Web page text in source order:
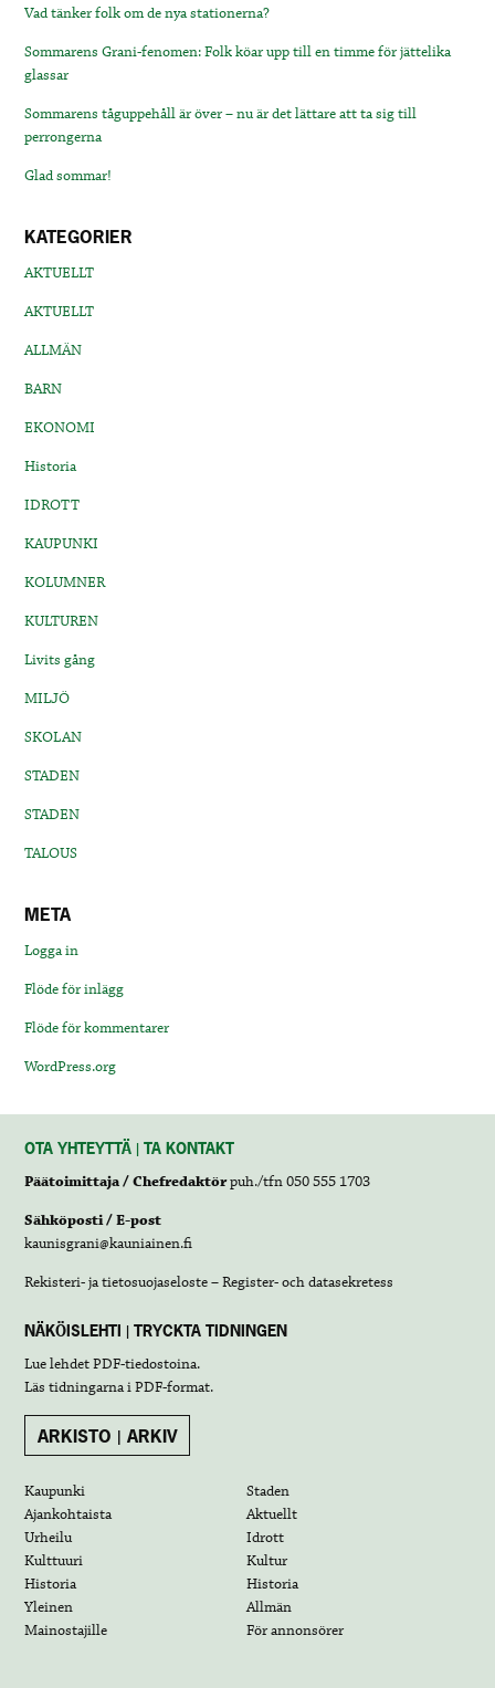
Vad tänker folk om de nya stationerna?
Sommarens Grani-fenomen: Folk köar upp till en timme för jättelika
glassar
Sommarens tåguppehåll är över – nu är det lättare att ta sig till
perrongerna
Glad sommar!
KATEGORIER
AKTUELLT
AKTUELLT
ALLMÄN
BARN
EKONOMI
Historia
IDROTT
KAUPUNKI
KOLUMNER
KULTUREN
Livits gång
MILJÖ
SKOLAN
STADEN
STADEN
TALOUS
META
Logga in
Flöde för inlägg
Flöde för kommentarer
WordPress.org
OTA YHTEYTTÄ | TA KONTAKT
Päätoimittaja / Chefredaktörpuh./tfn 050 555 1703
Sähköposti / E-post
kaunisgrani@kauniainen.fi
Rekisteri- ja tietosuojaseloste – Register- och datasekretess
NÄKÖISLEHTI | TRYCKTA TIDNINGEN
Lue lehdetPDF-tiedostoina.
Läs tidningarna iPDF-format.
ARKISTO | ARKIV
Kaupunki
Staden
Ajankohtaista
Aktuellt
Urheilu
Idrott
Kulttuuri
Kultur
Historia
Historia
Yleinen
Allmän
Mainostajille
För annonsörer